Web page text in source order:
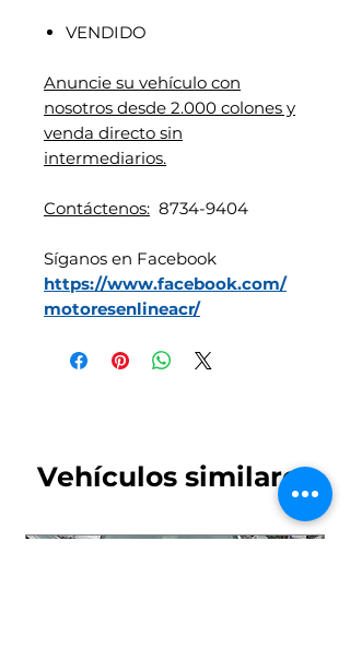
VENDIDO
Anuncie su vehículo con
nosotros desde 2.000 colones y
venda directo sin
intermediarios.
Contáctenos: 8734-9404
Síganos en Facebook
https://www.facebook.com/
motoresenlineacr/
Vehículos similares